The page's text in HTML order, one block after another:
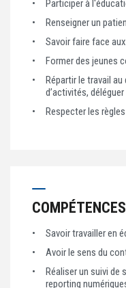
Participer à
Renseigner un
Savoir faire face
Former des jeunes
Répartir le travail
d’activités,
Respecter les
Savoir travailler en
Avoir le sens du
Réaliser un suivi
reporting